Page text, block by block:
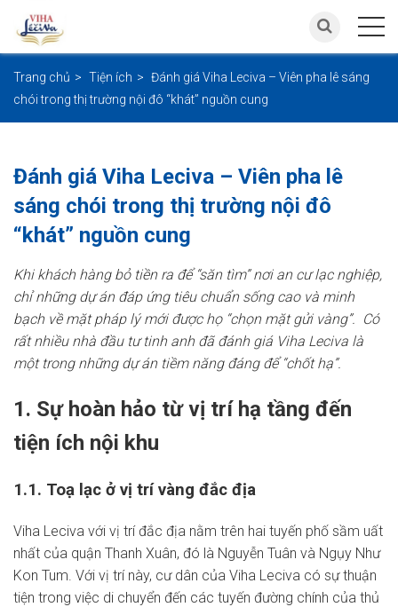
Trang chủ Tiện ích
Đánh giá Viha Leciva – Viên pha lê sáng
chói trong thị trường nội đô “khát” nguồn cung
Đánh giá Viha Leciva – Viên pha lê
sáng chói trong thị trường nội đô
“khát” nguồn cung
Khi khách hàng bỏ tiền ra để “săn tìm” nơi an cư lạc nghiệp,
chỉ những dự án đáp ứng tiêu chuẩn sống cao và minh
bạch về mặt pháp lý mới được họ “chọn mặt gửi vàng”. Có
rất nhiều nhà đầu tư tinh anh đã đánh giá Viha Leciva là
một trong những dự án tiềm năng đáng để “chốt hạ”.
1. Sự hoàn hảo từ vị trí hạ tầng đến
tiện ích nội khu
1.1. Toạ lạc ở vị trí vàng đắc địa
Viha Leciva với vị trí đắc địa nằm trên hai tuyến phố sầm uất
nhất của quận Thanh Xuân, đó là Nguyễn Tuân và Ngụy Như
Kon Tum. Với vị trí này, cư dân của Viha Leciva có sự thuận
tiện trong việc di chuyển đến các tuyến đường chính của thủ